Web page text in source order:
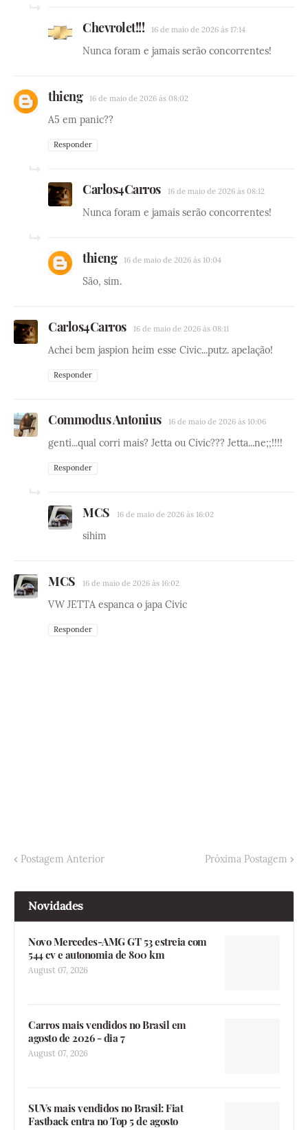
Chevrolet!!! 16 de maio de 2026 às 17:14
Nunca foram e jamais serão concorrentes!
thieng 16 de maio de 2026 às 08:02
A5 em panic??
Responder
Carlos4Carros 16 de maio de 2026 às 08:12
Nunca foram e jamais serão concorrentes!
thieng 16 de maio de 2026 às 10:04
São, sim.
Carlos4Carros 16 de maio de 2026 às 08:11
Achei bem jaspion heim esse Civic...putz. apelação!
Responder
Commodus Antonius 16 de maio de 2026 às 10:06
genti...qual corri mais? Jetta ou Civic??? Jetta...ne;;!!!!
Responder
MCS 16 de maio de 2026 às 16:02
sihim
MCS 16 de maio de 2026 às 16:02
VW JETTA espanca o japa Civic
Responder
Postagem Anterior Próxima Postagem
Novidades
Novo Mercedes-AMG GT 53 estreia com
544 cv e autonomia de 800 km
August 07, 2026
Carros mais vendidos no Brasil em
agosto de 2026 - dia 7
August 07, 2026
SUVs mais vendidos no Brasil: Fiat
Fastback entra no Top 5 de agosto